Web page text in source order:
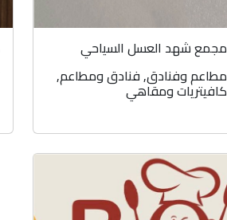
مجمع شهد العسل السياحي
مطاعم وفنادق,فنادق ومطاعم,
كافيتريات ومقاهي